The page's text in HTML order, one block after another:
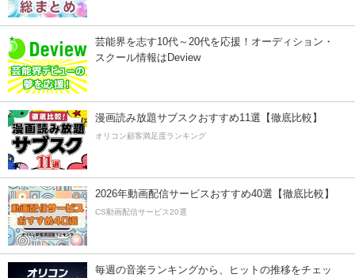
芸能界を志す10代～20代を応援！オーディション・
スクール情報はDeview
漫画読み放題サブスクおすすめ11選【徹底比較】
オリコン顧客満足度ランキング
2026年動画配信サービスおすすめ40選【徹底比較】
CS動画配信サービス20選
毎週の音楽ランキングから、ヒットの推移をチェッ